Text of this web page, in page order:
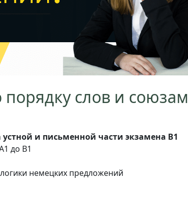
порядку слов и союзам
и письменной части экзамена B1
до B1
немецких предложений